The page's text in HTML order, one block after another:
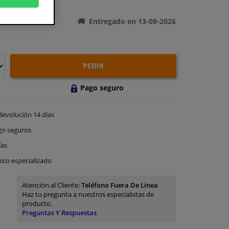
Entregado en 13-08-2026
PEDIR
Pago seguro
14 días
seguros
especializado
Atención al Cliente:Teléfono Fuera De Línea
Haz tu pregunta a nuestros especialistas de
producto.
Preguntas Y Respuestas